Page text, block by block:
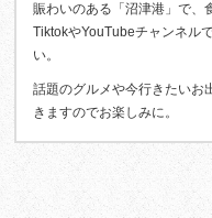
賑わいのある「沼津港」で、
TiktokやYouTubeチャンネル
い。
話題のグルメや今行きたいお
きますのでお楽しみに。